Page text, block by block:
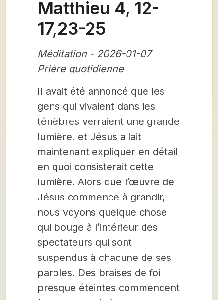
Matthieu 4, 12-
17,23-25
Méditation - 2026-01-07
Prière quotidienne
Il avait été annoncé que les
gens qui vivaient dans les
ténèbres verraient une grande
lumière, et Jésus allait
maintenant expliquer en détail
en quoi consisterait cette
lumière. Alors que l’œuvre de
Jésus commence à grandir,
nous voyons quelque chose
qui bouge à l’intérieur des
spectateurs qui sont
suspendus à chacune de ses
paroles. Des braises de foi
presque éteintes commencent